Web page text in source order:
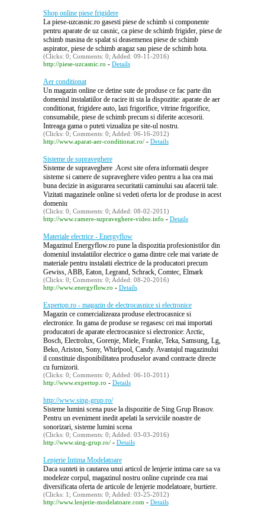
Shop online piese frigidere
La piese-uzcasnic.ro gasesti piese de schimb si componente
pentru aparate de uz casnic, ca piese de schimb frigider, piese de
schimb masina de spalat si deasemenea piese de schimb
aspirator, piese de schimb aragaz sau piese de schimb hota.
(Clicks: 0; Comments: 0; Added: 09-11-2016)
http://piese-uzcasnic.ro - Details
Aer conditionat
Un magazin online ce detine sute de produse ce fac parte din
domeniul instalatiilor de racire iti sta la dispozitie: aparate de aer
conditionat, frigidere auto, lazi frigorifice, vitrine frigorifice,
consumabile, piese de schimb precum si diferite accesorii.
Intreaga gama o puteti vizualiza pe site-ul nostru.
(Clicks: 0; Comments: 0; Added: 06-16-2012)
http://www.aparat-aer-conditionat.ro/- Details
Sisteme de supraveghere
Sisteme de supraveghere .Acest site ofera informatii despre
sisteme si camere de supraveghere video pentru a lua cea mai
buna decizie in asigurarea securitatii caminului sau afacerii tale.
Vizitati magazinele online si vedeti oferta lor de produse in acest
domeniu
(Clicks: 0; Comments: 0; Added: 08-02-2011)
http://www.camere-supraveghere-video.info - Details
Materiale electrice - Energyflow
Magazinul Energyflow.ro pune la dispozitia profesionistilor din
domeniul instalatiilor electrice o gama dintre cele mai variate de
materiale pentru instalatii electrice de la producatori precum
Gewiss, ABB, Eaton, Legrand, Schrack, Comtec, Elmark
(Clicks: 0; Comments: 0; Added: 08-20-2016)
http://www.energyflow.ro - Details
Expertop.ro - magazin de electrocasnice si electronice
Magazin ce comercializeaza produse electrocasnice si
electronice. In gama de produse se regasesc cei mai importati
producatori de aparate electrocasnice si electronice: Arctic,
Bosch, Electrolux, Gorenje, Miele, Franke, Teka, Samsung, Lg,
Beko, Ariston, Sony, Whirlpool, Candy. Avantajul magazinului
il constituie disponibilitatea produselor avand contracte directe
cu furnizorii.
(Clicks: 0; Comments: 0; Added: 06-10-2011)
http://www.expertop.ro - Details
http://www.sing-grup.ro/
Sisteme lumini scena puse la dispozitie de Sing Grup Brasov.
Pentru un eveniment inedit apelati la serviciile noastre de
sonorizari, sisteme lumini scena
(Clicks: 0; Comments: 0; Added: 03-03-2016)
http://www.sing-grup.ro/- Details
Lenjerie Intima Modelatoare
Daca sunteti in cautarea unui articol de lenjerie intima care sa va
modeleze corpul, magazinul nostru online cuprinde cea mai
diversificata oferta de articole de lenjerie modelatoare, burtiere.
(Clicks: 1; Comments: 0; Added: 03-25-2012)
http://www.lenjerie-modelatoare.com- Details